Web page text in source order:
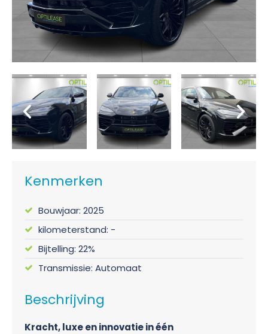
Kenmerken
Bouwjaar: 2025
kilometerstand: -
Bijtelling: 22%
Transmissie: Automaat
Beschrijving
Kracht, luxe en innovatie in één